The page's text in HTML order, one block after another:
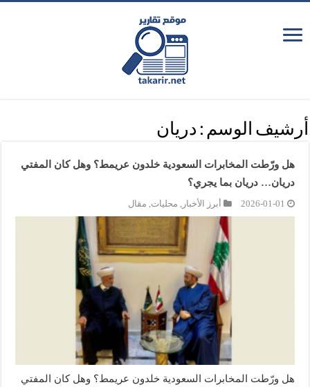
أرشيف الوسم : دريان
هل ورّطت المخابرات السعودية خلدون عريمط؟ وهل كان المفتي
دريان… دريان بما يجري؟
2026-01-01 أبرز الأخبار, محليات, مقال
هل ورّطت المخابرات السعودية خلدون عريمط؟ وهل كان المفتي